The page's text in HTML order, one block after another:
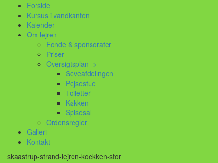
Forside
Kursus i vandkanten
Kalender
Om lejren
Fonde & sponsorater
Priser
Oversigtsplan ->
Soveafdelingen
Pejsestue
Toiletter
Køkken
Spisesal
Ordensregler
Galleri
Kontakt
skaastrup-strand-lejren-koekken-stor